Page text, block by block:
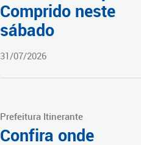
Comprido neste
sábado
31/07/2026
Prefeitura Itinerante
Confira onde